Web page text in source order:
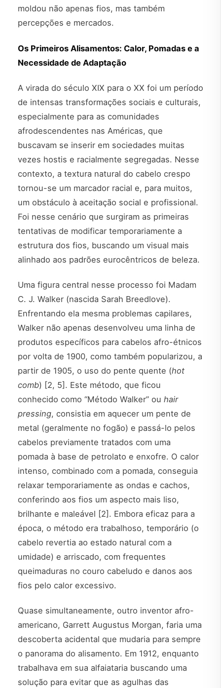
moldou não apenas fios, mas também
percepções e mercados.
Os Primeiros Alisamentos: Calor, Pomadas e a
Necessidade de Adaptação
A virada do século XIX para o XX foi um período
de intensas transformações sociais e culturais,
especialmente para as comunidades
afrodescendentes nas Américas, que
buscavam se inserir em sociedades muitas
vezes hostis e racialmente segregadas. Nesse
contexto, a textura natural do cabelo crespo
tornou-se um marcador racial e, para muitos,
um obstáculo à aceitação social e profissional.
Foi nesse cenário que surgiram as primeiras
tentativas de modificar temporariamente a
estrutura dos fios, buscando um visual mais
alinhado aos padrões eurocêntricos de beleza.
Uma figura central nesse processo foi Madam
C. J. Walker (nascida Sarah Breedlove).
Enfrentando ela mesma problemas capilares,
Walker não apenas desenvolveu uma linha de
produtos específicos para cabelos afro-étnicos
por volta de 1900, como também popularizou, a
partir de 1905, o uso do pente quente (hot
comb) [2, 5]. Este método, que ficou
conhecido como “Método Walker” ou hair
pressing, consistia em aquecer um pente de
metal (geralmente no fogão) e passá-lo pelos
cabelos previamente tratados com uma
pomada à base de petrolato e enxofre. O calor
intenso, combinado com a pomada, conseguia
relaxar temporariamente as ondas e cachos,
conferindo aos fios um aspecto mais liso,
brilhante e maleável [2]. Embora eficaz para a
época, o método era trabalhoso, temporário (o
cabelo revertia ao estado natural com a
umidade) e arriscado, com frequentes
queimaduras no couro cabeludo e danos aos
fios pelo calor excessivo.
Quase simultaneamente, outro inventor afro-
americano, Garrett Augustus Morgan, faria uma
descoberta acidental que mudaria para sempre
o panorama do alisamento. Em 1912, enquanto
trabalhava em sua alfaiataria buscando uma
solução para evitar que as agulhas das